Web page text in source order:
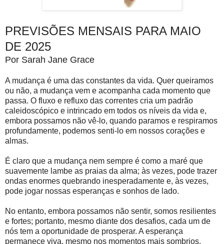
PREVISÕES MENSAIS PARA MAIO
DE 2025
Por Sarah Jane Grace
A mudança é uma das constantes da vida. Quer queiramos
ou não, a mudança vem e acompanha cada momento que
passa. O fluxo e refluxo das correntes cria um padrão
caleidoscópico e intrincado em todos os níveis da vida e,
embora possamos não vê-lo, quando paramos e respiramos
profundamente, podemos senti-lo em nossos corações e
almas.
É claro que a mudança nem sempre é como a maré que
suavemente lambe as praias da alma; às vezes, pode trazer
ondas enormes quebrando inesperadamente e, às vezes,
pode jogar nossas esperanças e sonhos de lado.
No entanto, embora possamos não sentir, somos resilientes
e fortes; portanto, mesmo diante dos desafios, cada um de
nós tem a oportunidade de prosperar. A esperança
permanece viva, mesmo nos momentos mais sombrios.